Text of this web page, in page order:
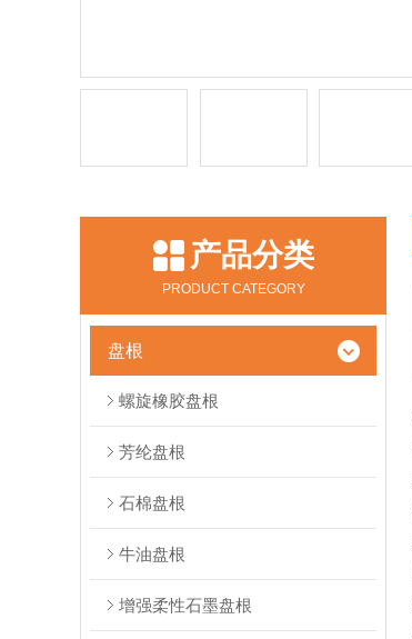
产品分类
PRODUCT CATEGORY
盘根
螺旋橡胶盘根
芳纶盘根
石棉盘根
牛油盘根
增强柔性石墨盘根